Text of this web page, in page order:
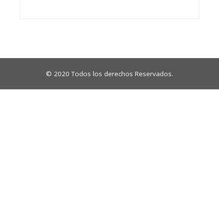
© 2020 Todos los derechos Reservados.